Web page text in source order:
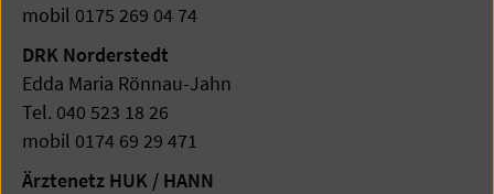
mobil 0175 269 04 74
DRK Norderstedt
Edda Maria Rönnau-Jahn
Tel. 040 523 18 26
mobil 0174 69 29 471
Ärztenetz HUK / HANN